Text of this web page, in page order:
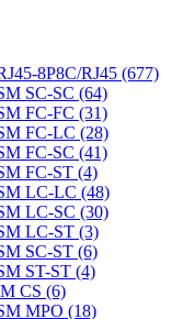
8P8C/RJ45 (677)
SC-SC (64)
FC-FC (31)
FC-LC (28)
FC-SC (41)
FC-ST (4)
LC-LC (48)
LC-SC (30)
LC-ST (3)
SC-ST (6)
ST-ST (4)
CS (6)
MPO (18)